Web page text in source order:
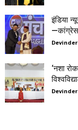
इंडिया
—कांग्रेस
‘नशा